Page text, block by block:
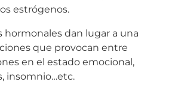
estrógenos.
hormonales dan lugar a una
que provocan entre
en el estado emocional,
insomnio…etc.